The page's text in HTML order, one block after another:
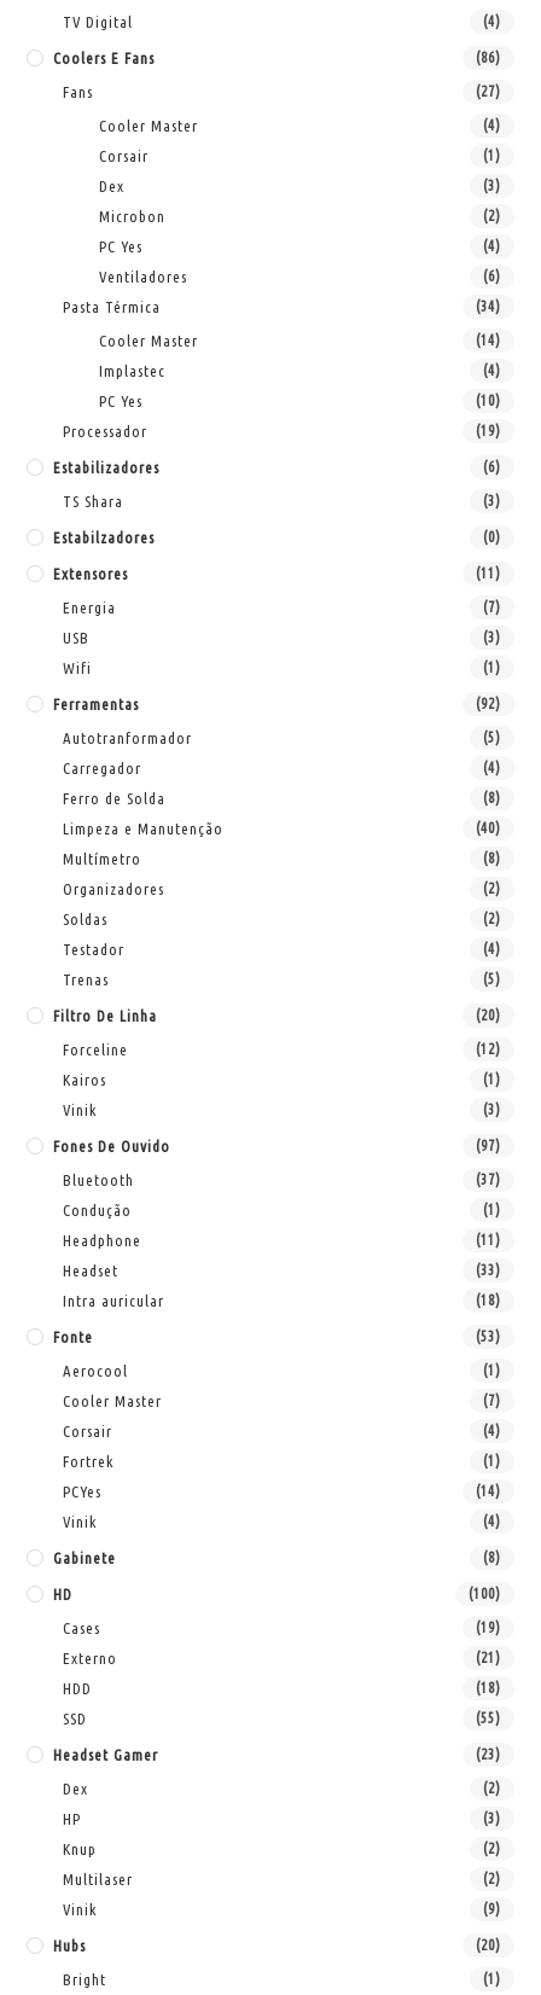
TV Digital (4)
Coolers E Fans (86)
Fans (27)
Cooler Master (4)
Corsair (1)
Dex (3)
Microbon (2)
PC Yes (4)
Ventiladores (6)
Pasta Térmica (34)
Cooler Master (14)
Implastec (4)
PC Yes (10)
Processador (19)
Estabilizadores (6)
TS Shara (3)
Estabilzadores (0)
Extensores (11)
Energia (7)
USB (3)
Wifi (1)
Ferramentas (92)
Autotranformador (5)
Carregador (4)
Ferro de Solda (8)
Limpeza e Manutenção (40)
Multímetro (8)
Organizadores (2)
Soldas (2)
Testador (4)
Trenas (5)
Filtro De Linha (20)
Forceline (12)
Kairos (1)
Vinik (3)
Fones De Ouvido (97)
Bluetooth (37)
Condução (1)
Headphone (11)
Headset (33)
Intra auricular (18)
Fonte (53)
Aerocool (1)
Cooler Master (7)
Corsair (4)
Fortrek (1)
PCYes (14)
Vinik (4)
Gabinete (8)
HD (100)
Cases (19)
Externo (21)
HDD (18)
SSD (55)
Headset Gamer (23)
Dex (2)
HP (3)
Knup (2)
Multilaser (2)
Vinik (9)
Hubs (20)
Bright (1)